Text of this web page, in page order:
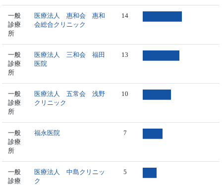
一般
診療
所
医療法人 惠和会 惠和
会総合クリニック
14
一般
診療
所
医療法人 三和会 福田
医院
13
一般
診療
所
医療法人 五常会 浅野
クリニック
10
一般
診療
所
福永医院 7
一般
診療
医療法人 中島クリニッ
ク
5